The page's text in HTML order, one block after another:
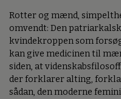
Rotter og mænd,
omvendt: Den
kvindekroppen som
kan give medicinen til
siden, at
der forklarer alting,
sådan, den moderne